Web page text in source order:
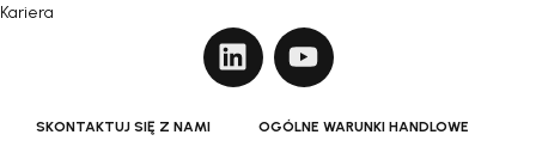
Kariera
SKONTAKTUJ SIĘ Z NAMI OGÓLNE WARUNKI HANDLOWE